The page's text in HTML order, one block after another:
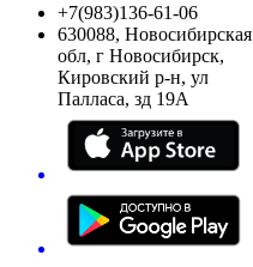
+7(983)136-61-06
630088, Новосибирская
обл, г Новосибирск,
Кировский р-н, ул
Палласа, зд 19А